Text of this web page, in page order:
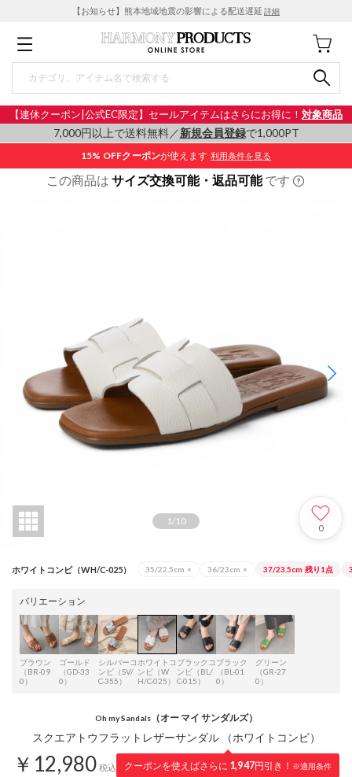
【お知らせ】熊本地域地震の影響による配送遅延 詳細
【連休クーポン|公式EC限定】セールアイテムはさらにお得に！ 対象商品
7,000円以上で送料無料／新規会員登録で1,000PT
15% OFFクーポンが使えます 利用条件を見る
この商品は サイズ交換可能・返品可能です
1/10
0
ホワイトコンビ（WH/C-025） 35/22.5cm × 36/23cm × 37/23.5cm 残り1点
バリエーション
ブラウン
（BR-09
0）
ゴールド
（GD-33
0）
シルバーコ
ンビ（SV/
C-355）
ホワイトコ
ンビ（W
H/C-025）
ブラックコ
ンビ（BL/
C-015）
ブラック
（BL-01
0）
グリーン
（GR-27
0）
Oh my Sandals（オー マイ サンダルズ）
スクエアトウフラットレザーサンダル （ホワイトコンビ）
￥12,980 税込 クーポンを使えばさらに 1,947円引き！ ※適用条件